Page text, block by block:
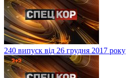
240 випуск від 26 грудня 2017 року